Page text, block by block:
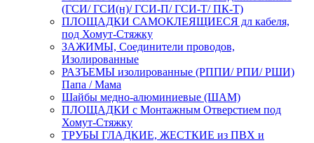
(ГСИ/ ГСИ(н)/ ГСИ-П/ ГСИ-Т/ ПК-Т)
ПЛОЩАДКИ САМОКЛЕЯЩИЕСЯ дл кабеля,
под Хомут-Стяжку
ЗАЖИМЫ, Соединители проводов,
Изолированные
РАЗЪЕМЫ изолированные (РППИ/ РПИ/ РШИ)
Папа / Мама
Шайбы медно-алюминиевые (ШАМ)
ПЛОЩАДКИ с Монтажным Отверстием под
Хомут-Стяжку
ТРУБЫ ГЛАДКИЕ, ЖЕСТКИЕ из ПВХ и